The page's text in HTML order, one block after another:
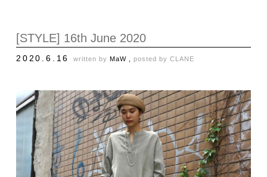
[STYLE] 16th June 2020
2020.6.16 written by MaW , posted by CLANE